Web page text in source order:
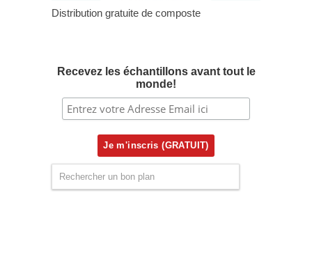
Distribution gratuite de composte
Recevez les échantillons avant tout le
monde!